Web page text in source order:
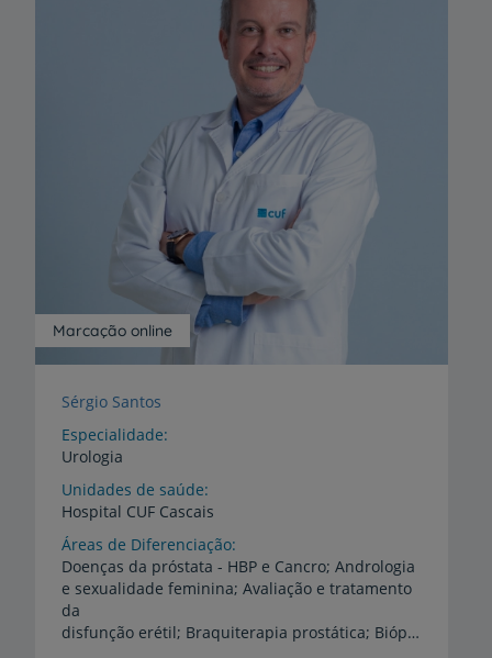
Marcação online
Sérgio Santos
Especialidade
Urologia
Unidades de saúde
Hospital CUF Cascais
Áreas de Diferenciação
Doenças da próstata - HBP e Cancro; Andrologia
e sexualidade feminina; Avaliação e tratamento
da
disfunção erétil; Braquiterapia prostática; Biópsia prostática ecodirigida sob anestesia local.